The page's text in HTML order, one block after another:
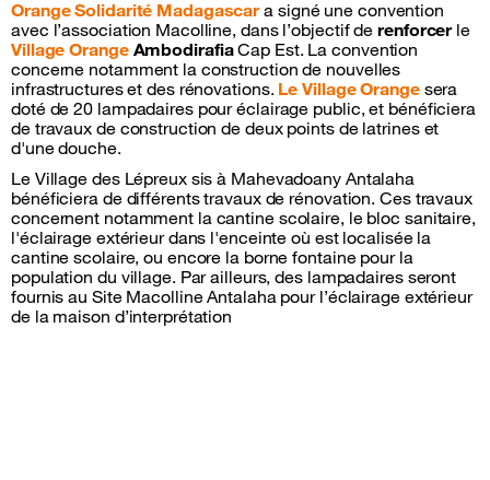
Orange Solidarité Madagascara signé une convention
avec l’association Macolline, dans l’objectif derenforcerle
Village OrangeAmbodirafiaCap Est. La convention
concerne notamment la construction de nouvelles
infrastructures et des rénovations. Le Village Orangesera
doté de 20 lampadaires pour éclairage public, et bénéficiera
de travaux de construction de deux points de latrines et
d'une douche.
Le Village des Lépreux sis à Mahevadoany Antalaha
bénéficiera de différents travaux de rénovation. Ces travaux
concernent notamment la cantine scolaire, le bloc sanitaire,
l'éclairage extérieur dans l'enceinte où est localisée la
cantine scolaire, ou encore la borne fontaine pour la
population du village. Par ailleurs, des lampadaires seront
fournis au Site Macolline Antalaha pour l’éclairage extérieur
de la maison d’interprétation